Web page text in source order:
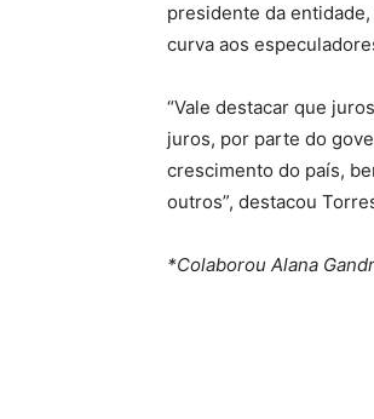
presidente da
curva aos
“Vale destacar que
juros, por parte do
crescimento do país,
outros”, destacou
*Colaborou Alana